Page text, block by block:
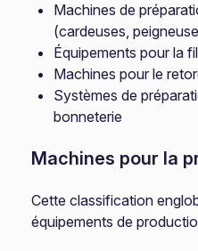
Machines de
(cardeuses,
Équipements pour la
Machines pour le
Systèmes de
bonneterie
Machines pour la
Cette classification
équipements de